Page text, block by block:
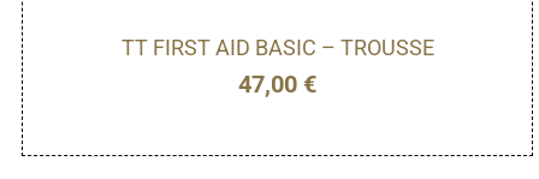
TT FIRST AID BASIC – TROUSSE
47,00 €